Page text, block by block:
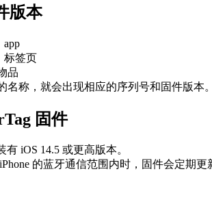
版本
app
标签页
品
名称，就会出现相应的序列号和固件版本。
固件
有 iOS 14.5 或更高版本。
的蓝牙通信范围内时，固件会定期更